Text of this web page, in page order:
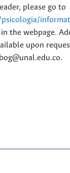
please go to
the webpage.
upon